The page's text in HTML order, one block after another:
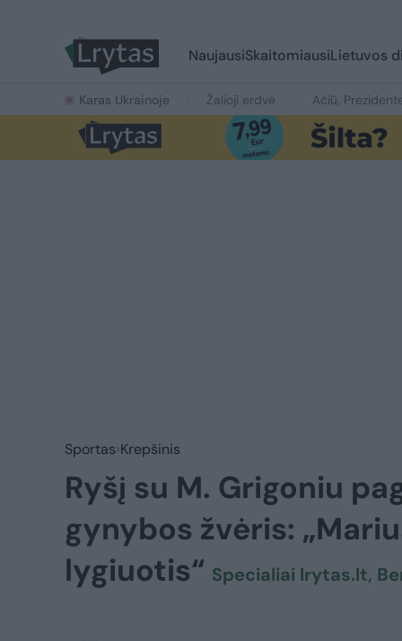
NaujausiSkaitomiausiLietuvos
Karas Ukrainoje Žalioji erdvė Ačiū,
Sportas Krepšinis
Ryšį su M. Grigoniu
gynybos žvėris:
lygiuotis“ Specialiai lrytas.lt,